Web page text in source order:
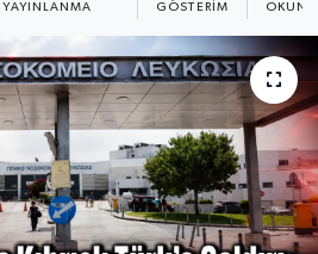
YAYINLANMA GÖSTERIM